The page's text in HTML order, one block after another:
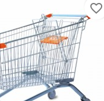
favorite_border